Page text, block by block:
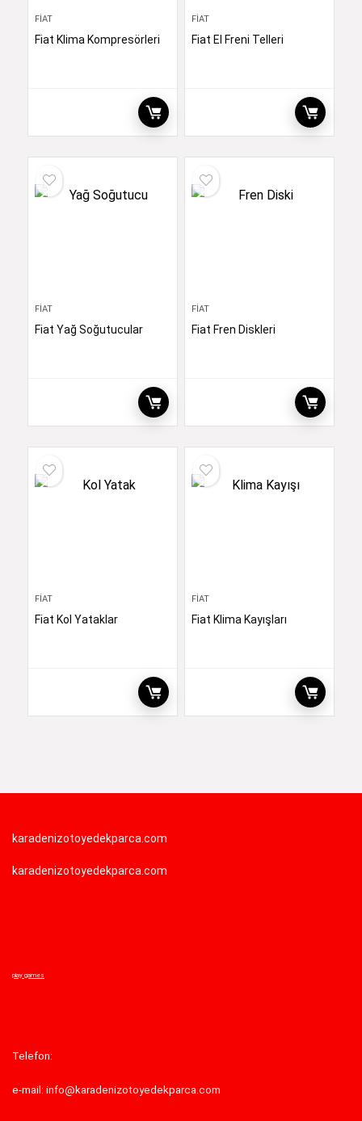
FIAT
Fiat Klima Kompresörleri
FIAT
Fiat El Freni Telleri
FIAT
Fiat Yağ Soğutucular
FIAT
Fiat Fren Diskleri
FIAT
Fiat Kol Yataklar
FIAT
Fiat Klima Kayışları
karadenizotoyedekparca.com
karadenizotoyedekparca.com
play games
Telefon:
e-mail: info@karadenizotoyedekparca.com